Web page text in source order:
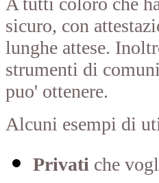
sicuro, con
lunghe attese.
strumenti di
puo' ottenere.
Alcuni esempi di
Privati che